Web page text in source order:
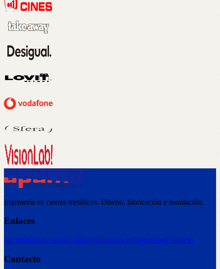
Ingeniería en cierres metálicos. Diseño, fabricación e instalación.
Enlaces
InicioQuiénes somosCatálogoNuestros trabajosBlogContacto
Contacto